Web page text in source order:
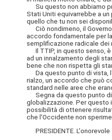
Su questo non abbiamo
Stati Uniti equivarrebbe a
quello che tu non sei
Ciò nondimeno, il
accordo fondamentale per
semplificazione radicale
Il TTIP, in questo senso, è
ad un innalzamento degli
bene che non rispetta gli
Da questo punto di vista,
rialzo, un accordo che può
standard nelle aree che
Segna da questo punto di
globalizzazione. Per questo
possibilità di ottenere
che l'Occidente non
PRESIDENTE.